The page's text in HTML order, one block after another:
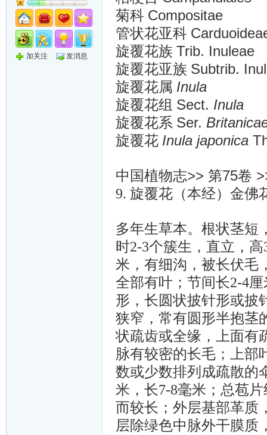
加关注 发消息
菊科 Compositae
管状花亚科
旋覆花族 Trib. Inuleae
旋覆花亚族 Subtrib.
旋覆花属 Inula
旋覆花组 Sect. Inula
旋覆花系 Ser.
旋覆花 Inula japonica
中国植物志>> 第75卷
9. 旋覆花（本经）金佛
多年生草本。根状茎短
时2-3个簇生，直立，
米，有细沟，被长伏毛
全部有叶；节间长2-4
形，长圆状披针形或披
狭窄，常有圆形半抱茎
状疏齿或全缘，上面有
脉有较密的长毛；上部
数或少数排列成疏散的
米，长7-8毫米；总苞
而较长；外层基部革质
层除绿色中脉外干膜质